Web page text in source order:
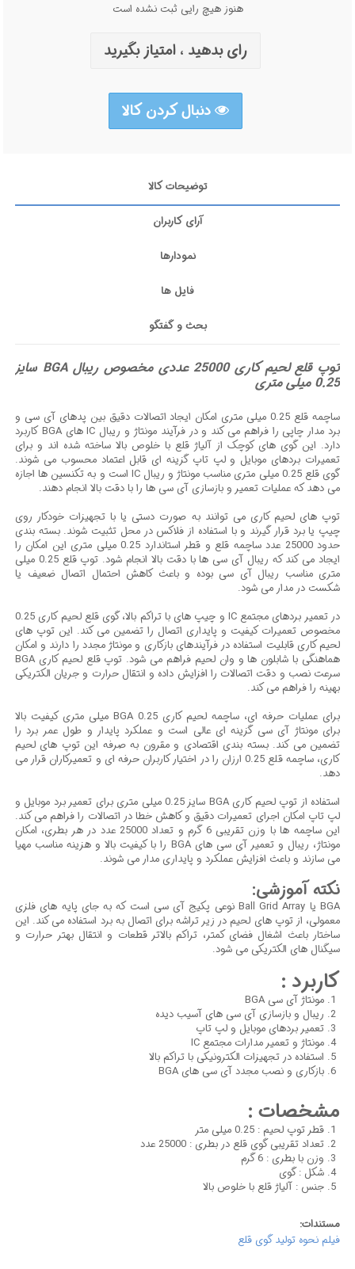
هنوز هیچ رایی ثبت نشده است
رای بدهید ، امتیاز بگیرید
دنبال کردن کالا
توضیحات کالا
آرای کاربران
نمودارها
فایل ها
بحث و گفتگو
توپ قلع لحیم کاری 25000 عددی مخصوص ریبال BGA سایز
0.25 میلی متری
ساچمه قلع 0.25 میلی متری امکان ایجاد اتصالات دقیق بین پدهای آی سی و
برد مدار چاپی را فراهم می کند و در فرآیند مونتاژ و ریبال IC های BGA کاربرد
دارد. این گوی های کوچک از آلیاژ قلع با خلوص بالا ساخته شده اند و برای
تعمیرات بردهای موبایل و لپ تاپ گزینه ای قابل اعتماد محسوب می شوند.
گوی قلع 0.25 میلی متری مناسب مونتاژ و ریبال IC است و به تکنسین ها اجازه
می دهد که عملیات تعمیر و بازسازی آی سی ها را با دقت بالا انجام دهند.
توپ های لحیم کاری می توانند به صورت دستی یا با تجهیزات خودکار روی
چیپ یا برد قرار گیرند و با استفاده از فلاکس در محل تثبیت شوند. بسته بندی
حدود 25000 عدد ساچمه قلع و قطر استاندارد 0.25 میلی متری این امکان را
ایجاد می کند که ریبال آی سی ها با دقت بالا انجام شود. توپ قلع 0.25 میلی
متری مناسب ریبال آی سی بوده و باعث کاهش احتمال اتصال ضعیف یا
شکست در مدار می شود.
در تعمیر بردهای مجتمع IC و چیپ های با تراکم بالا، گوی قلع لحیم کاری 0.25
مخصوص تعمیرات کیفیت و پایداری اتصال را تضمین می کند. این توپ های
لحیم کاری قابلیت استفاده در فرآیندهای بازکاری و مونتاژ مجدد را دارند و امکان
هماهنگی با شابلون ها و وان لحیم فراهم می شود. توپ قلع لحیم کاری BGA
سرعت نصب و دقت اتصالات را افزایش داده و انتقال حرارت و جریان الکتریکی
بهینه را فراهم می کند.
برای عملیات حرفه ای، ساچمه لحیم کاری BGA 0.25 میلی متری کیفیت بالا
برای مونتاژ آی سی گزینه ای عالی است و عملکرد پایدار و طول عمر برد را
تضمین می کند. بسته بندی اقتصادی و مقرون به صرفه این توپ های لحیم
کاری، ساچمه قلع 0.25 ارزان را در اختیار کاربران حرفه ای و تعمیرکاران قرار می
دهد.
استفاده از توپ لحیم کاری BGA سایز 0.25 میلی متری برای تعمیر برد موبایل و
لپ تاپ امکان اجرای تعمیرات دقیق و کاهش خطا در اتصالات را فراهم می کند.
این ساچمه ها با وزن تقریبی 6 گرم و تعداد 25000 عدد در هر بطری، امکان
مونتاژ، ریبال و تعمیر آی سی های BGA را با کیفیت بالا و هزینه مناسب مهیا
می سازند و باعث افزایش عملکرد و پایداری مدار می شوند.
نکته آموزشی:
BGA یا Ball Grid Array نوعی پکیج آی سی است که به جای پایه های فلزی
معمولی، از توپ های لحیم در زیر تراشه برای اتصال به برد استفاده می کند. این
ساختار باعث اشغال فضای کمتر، تراکم بالاتر قطعات و انتقال بهتر حرارت و
سیگنال های الکتریکی می شود.
کاربرد :
مونتاژ آی سی BGA
ریبال و بازسازی آی سی های آسیب دیده
تعمیر بردهای موبایل و لپ تاپ
مونتاژ و تعمیر مدارات مجتمع IC
استفاده در تجهیزات الکترونیکی با تراکم بالا
بازکاری و نصب مجدد آی سی های BGA
مشخصات :
قطر توپ لحیم : 0.25 میلی متر
تعداد تقریبی گوی قلع در بطری : 25000 عدد
وزن با بطری : 6 گرم
شکل : گوی
جنس : آلیاژ قلع با خلوص بالا
مستندات:
فیلم نحوه تولید گوی قلع